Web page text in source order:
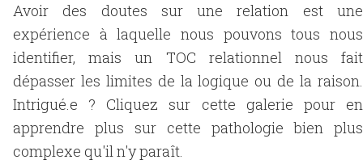
Avoir des doutes sur une relation est une
expérience à laquelle nous pouvons tous nous
identifier, mais un TOC relationnel nous fait
dépasser les limites de la logique ou de la raison.
Intrigué.e ? Cliquez sur cette galerie pour en
apprendre plus sur cette pathologie bien plus
complexe qu'il n'y paraît.